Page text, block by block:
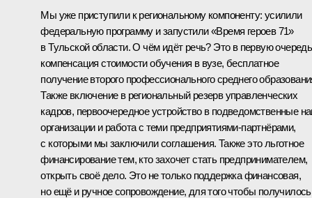
Мы уже приступили к региональному компоненту: усилили
федеральную программу и запустили «Время героев 71»
в Тульской области. О чём идёт речь? Это в первую очередь
компенсация стоимости обучения в вузе, бесплатное
получение второго профессионального среднего
Также включение в региональный резерв управленческих
кадров, первоочередное устройство в подведомственные
организации и работа с теми предприятиями-партнёрами,
с которыми мы заключили соглашения. Также это льготное
финансирование тем, кто захочет стать предпринимателем,
открыть своё дело. Это не только поддержка финансовая,
но ещё и ручное сопровождение, для того чтобы получилось